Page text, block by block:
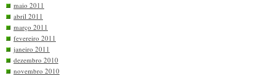
maio 2011
abril 2011
março 2011
fevereiro 2011
janeiro 2011
dezembro 2010
novembro 2010